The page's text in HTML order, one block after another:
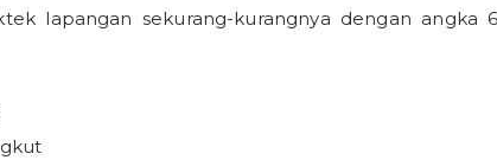
lapangan sekurang-kurangnya dengan angka